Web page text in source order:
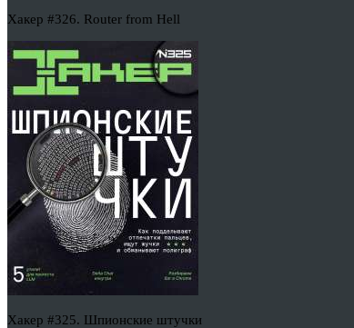
Хакер #326. Router from Hell
Хакер #325. Шпионские штучки